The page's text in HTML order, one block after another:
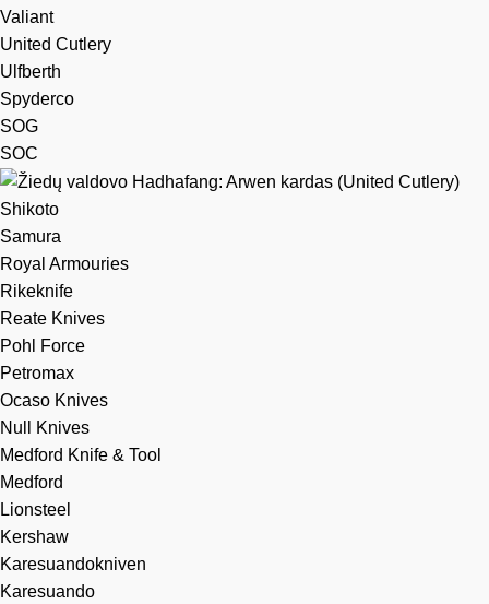
Valiant
United Cutlery
Ulfberth
Spyderco
SOG
SOC
Shikoto
Samura
Royal Armouries
Rikeknife
Reate Knives
Pohl Force
Petromax
Ocaso Knives
Null Knives
Medford Knife & Tool
Medford
Lionsteel
Kershaw
Karesuandokniven
Karesuando